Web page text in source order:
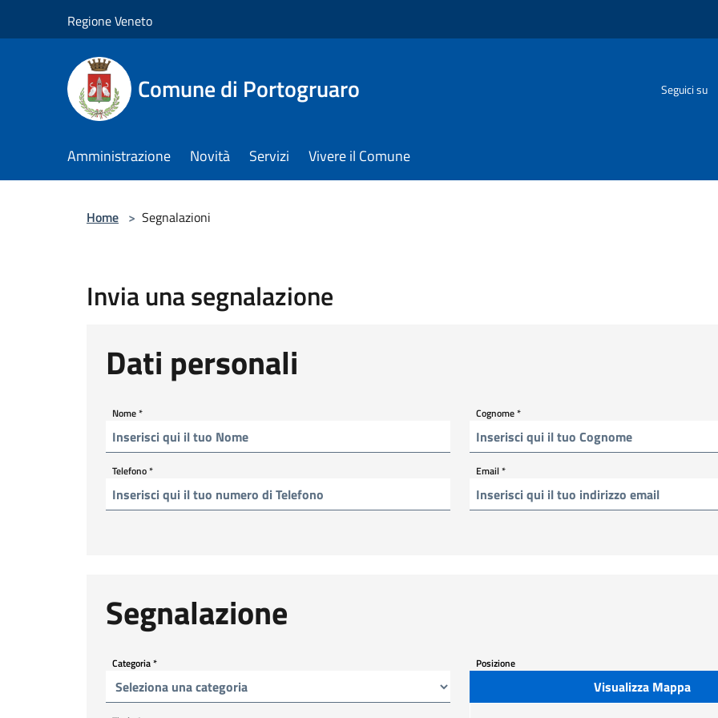
Regione Veneto
Comune di Portogruaro Seguici su
Amministrazione Novità Servizi Vivere il Comune
Home > Segnalazioni
Invia una segnalazione
Dati personali
Nome* Cognome*
Telefono* Email*
Segnalazione
Categoria* Posizione
Visualizza Mappa